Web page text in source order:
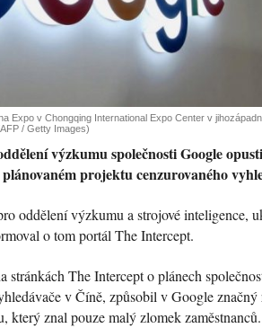
Expo v Chongqing International Expo Center v
/ Getty Images)
výzkumu společnosti Google
projektu cenzurovaného
oddělení výzkumu a strojové inteligence,
o tom portál The Intercept.
stránkách The Intercept o plánech
v Číně, způsobil v Google
který znal pouze malý zlomek zaměstnanců.